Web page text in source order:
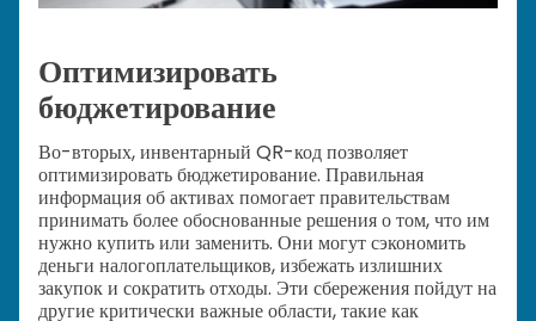
Оптимизировать
бюджетирование
Во-вторых, инвентарный QR-код позволяет
оптимизировать бюджетирование. Правильная
информация об активах помогает правительствам
принимать более обоснованные решения о том, что им
нужно купить или заменить. Они могут сэкономить
деньги налогоплательщиков, избежать излишних
закупок и сократить отходы. Эти сбережения пойдут на
другие критически важные области, такие как